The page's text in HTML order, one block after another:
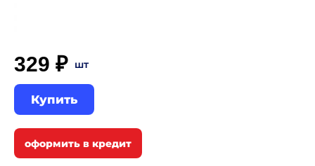
329 ₽ шт
Купить